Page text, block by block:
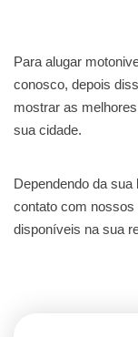
Para alugar
conosco, depois
mostrar as
sua cidade.
Dependendo da
contato com
disponíveis na sua